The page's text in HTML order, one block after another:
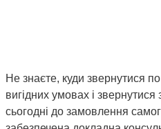
Не знаєте, куди звернутися
вигідних умовах і
сьогодні до замовлення